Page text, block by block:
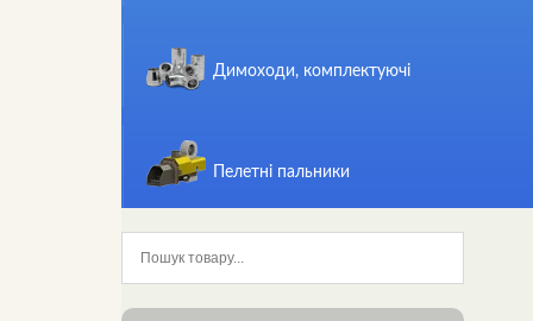
Димоходи, комплектуючі
Пелетні пальники